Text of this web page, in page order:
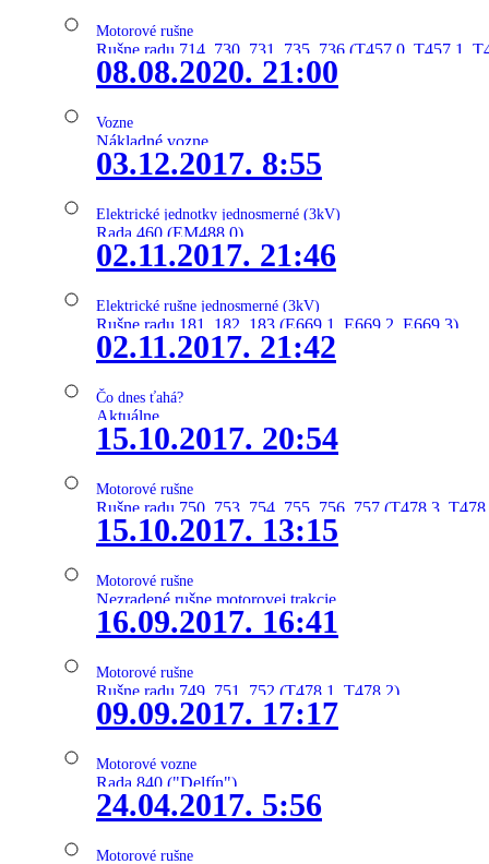
Motorové rušne
Rušne radu 714, 730, 731, 735, 736 (T457.0, T457.1,
08.08.2020. 21:00
Vozne
Nákladné vozne
03.12.2017. 8:55
Elektrické jednotky jednosmerné (3kV)
Rada 460 (EM488.0)
02.11.2017. 21:46
Elektrické rušne jednosmerné (3kV)
Rušne radu 181, 182, 183 (E669.1, E669.2, E669.3)
02.11.2017. 21:42
Čo dnes ťahá?
Aktuálne
15.10.2017. 20:54
Motorové rušne
Rušne radu 750, 753, 754, 755, 756, 757 (T478.3,
15.10.2017. 13:15
Motorové rušne
Nezradené rušne motorovej trakcie
16.09.2017. 16:41
Motorové rušne
Rušne radu 749, 751, 752 (T478.1, T478.2)
09.09.2017. 17:17
Motorové vozne
Rada 840 ("Delfín")
24.04.2017. 5:56
Motorové rušne